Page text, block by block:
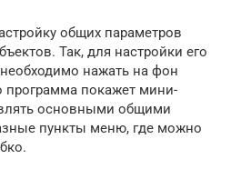
общих параметров
Так, для настройки его
нажать на фон
программа покажет мини-
основными общими
пункты меню, где можно